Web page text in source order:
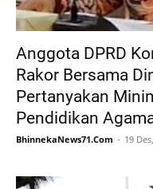
Anggota DPRD
Rakor Bersama
Pertanyakan
Pendidikan
BhinnekaNews71.Com 19